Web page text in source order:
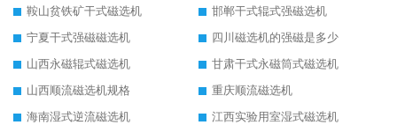
鞍山贫铁矿干式磁选机
邯郸干式辊式强磁选机
宁夏干式强磁磁选机
四川磁选机的强磁是多少
山西永磁辊式磁选机
甘肃干式永磁筒式磁选机
山西顺流磁选机规格
重庆顺流磁选机
海南湿式逆流磁选机
江西实验用室湿式磁选机